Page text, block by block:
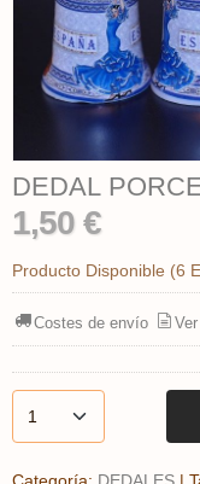
DEDAL
1,50 €
Producto Disponible (6
Costes de envío
Categoría: DEDALES |